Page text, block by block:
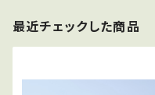
最近チェックした商品